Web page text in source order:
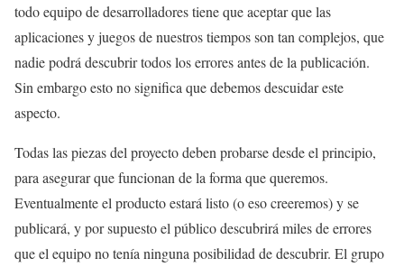
todo equipo de desarrolladores tiene que aceptar que las
aplicaciones y juegos de nuestros tiempos son tan complejos, que
nadie podrá descubrir todos los errores antes de la publicación.
Sin embargo esto no significa que debemos descuidar este
aspecto.
Todas las piezas del proyecto deben probarse desde el principio,
para asegurar que funcionan de la forma que queremos.
Eventualmente el producto estará listo (o eso creeremos) y se
publicará, y por supuesto el público descubrirá miles de errores
que el equipo no tenía ninguna posibilidad de descubrir. El grupo